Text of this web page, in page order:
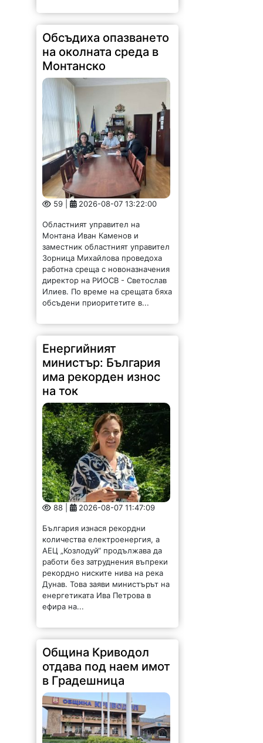
Обсъдиха опазването
на околната среда в
Монтанско
59 | 2026-08-07 13:22:00
Областният управител на
Монтана Иван Каменов и
заместник областният управител
Зорница Михайлова проведоха
работна среща с новоназначения
директор на РИОСВ - Светослав
Илиев. По време на срещата бяха
обсъдени приоритетите в...
Енергийният
министър: България
има рекорден износ
на ток
88 | 2026-08-07 11:47:09
България изнася рекордни
количества електроенергия, а
АЕЦ „Козлодуй“ продължава да
работи без затруднения въпреки
рекордно ниските нива на река
Дунав. Това заяви министърът на
енергетиката Ива Петрова в
ефира на...
Община Криводол
отдава под наем имот
в Градешница